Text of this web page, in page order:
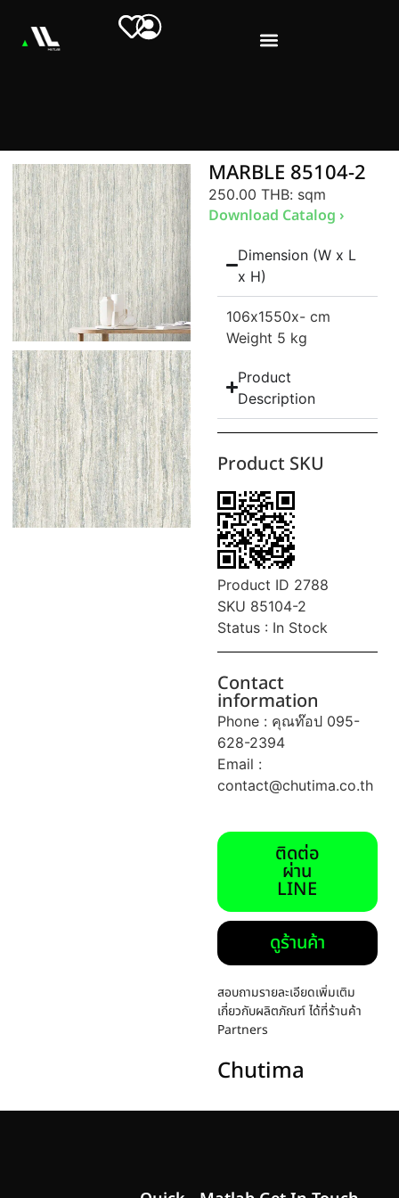
MARBLE 85104-2
250.00 THB: sqm
Download Catalog ›
Dimension (W x L
x H)
106x1550x- cm
Weight 5 kg
Product
Description
Product SKU
Product ID 2788
SKU 85104-2
Status : In Stock
Contact
information
Phone : คุณท๊อป 095-
628-2394
Email :
contact@chutima.co.th
ติดต่อ
ผ่าน
LINE
ดูร้านค้า
สอบถามรายละเอียดเพิ่มเติม
เกี่ยวกับผลิตภัณฑ์ ได้ที่ร้านค้า
Partners
Chutima